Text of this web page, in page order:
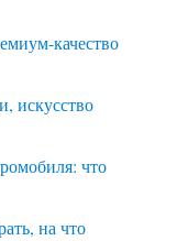
качество
искусство
что
на что